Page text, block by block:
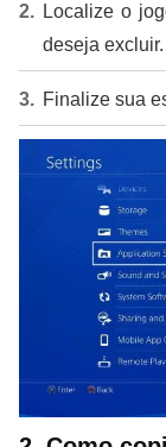
Localize o
deseja excluir.
Finalize sua